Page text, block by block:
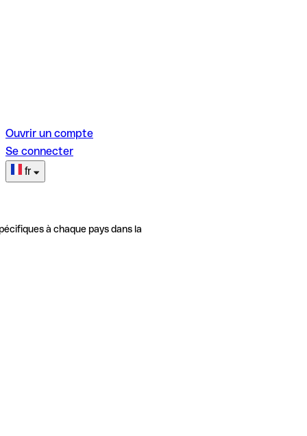
Ouvrir un compte
Se connecter
fr
à chaque pays dans la